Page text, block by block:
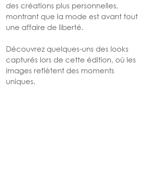
des créations plus personnelles,
montrant que la mode est avant tout
une affaire de liberté.
Découvrez quelques-uns des looks
capturés lors de cette édition, où les
images reflètent des moments
uniques.